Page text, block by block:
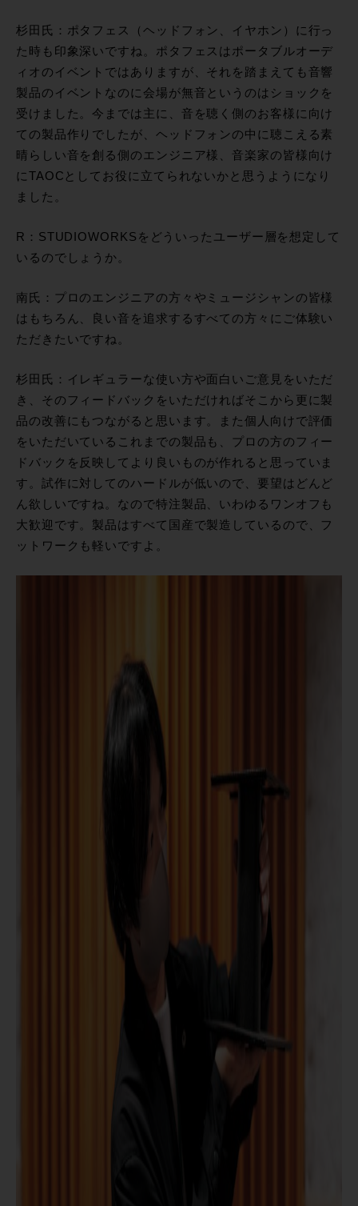
杉田氏：ポタフェス（ヘッドフォン、イヤホン）に行っ
た時も印象深いですね。ポタフェスはポータブルオーデ
ィオのイベントではありますが、それを踏まえても音響
製品のイベントなのに会場が無音というのはショックを
受けました。今までは主に、音を聴く側のお客様に向け
ての製品作りでしたが、ヘッドフォンの中に聴こえる素
晴らしい音を創る側のエンジニア様、音楽家の皆様向け
にTAOCとしてお役に立てられないかと思うようになり
ました。
R：STUDIOWORKSをどういったユーザー層を想定して
いるのでしょうか。
南氏：プロのエンジニアの方々やミュージシャンの皆様
はもちろん、良い音を追求するすべての方々にご体験い
ただきたいですね。
杉田氏：イレギュラーな使い方や面白いご意見をいただ
き、そのフィードバックをいただければそこから更に製
品の改善にもつながると思います。また個人向けで評価
をいただいているこれまでの製品も、プロの方のフィー
ドバックを反映してより良いものが作れると思っていま
す。試作に対してのハードルが低いので、要望はどんど
ん欲しいですね。なので特注製品、いわゆるワンオフも
大歓迎です。製品はすべて国産で製造しているので、フ
ットワークも軽いですよ。